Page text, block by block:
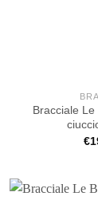
Bracciale Le
€